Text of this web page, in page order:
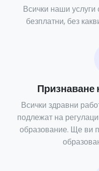
Всички наши услуги
безплатни, без
Признаване
Всички здравни
подлежат на
образование. Ще ви